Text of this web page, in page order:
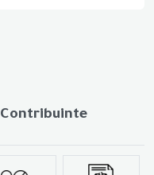
Contribuinte